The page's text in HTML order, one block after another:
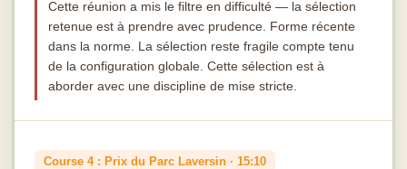
Cette réunion a mis le filtre en difficulté — la sélection
retenue est à prendre avec prudence. Forme récente
dans la norme. La sélection reste fragile compte tenu
de la configuration globale. Cette sélection est à
aborder avec une discipline de mise stricte.
Course 4 : Prix du Parc Laversin · 15:10